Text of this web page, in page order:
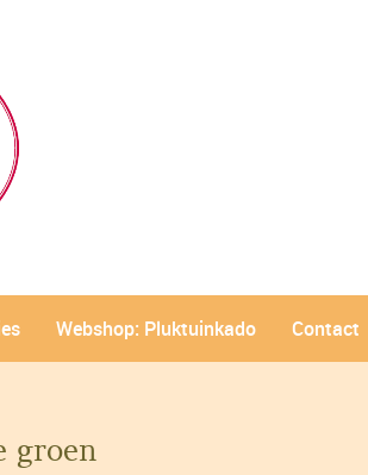
Webshop: Pluktuinkado Contact
groen